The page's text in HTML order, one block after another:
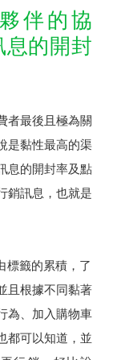
伴的協
息的開封
者最後且極為關
是黏性最高的渠
息的開封率及點
銷訊息，也就是
標籤的累積，了
且根據不同黏著
為、加入購物車
都可以知道，並